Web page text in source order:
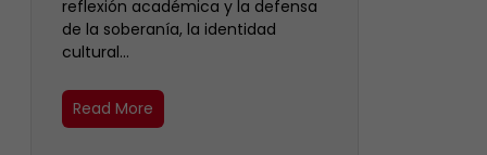
reflexión académica y la defensa
de la soberanía, la identidad
cultural…
Read More